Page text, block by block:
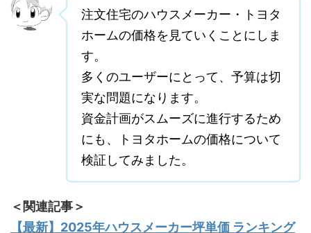
注文住宅のハウスメーカー・トヨタ
ホームの価格を見ていくことにしま
す。
多くのユーザーにとって、予算は切
実な問題になります。
資金計画がスムーズに進行するため
にも、トヨタホームの価格について
検証してみました。
＜関連記事＞
【最新】2025年ハウスメーカー坪単価 ランキング